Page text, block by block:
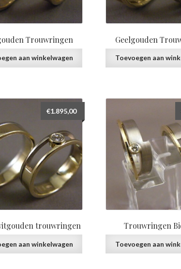
Trouwringen
aan winkelwagen
Geelgouden
Toevoegen aan
trouwringen
€1.895,00
aan winkelwagen
Trouwringen
Toevoegen aan